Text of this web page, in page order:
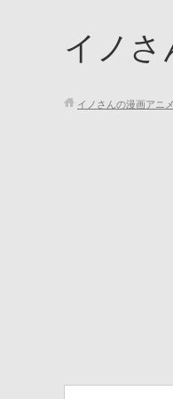
イノさ
イノさんの漫画アニメ